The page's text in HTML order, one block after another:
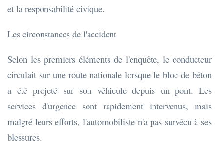
et la responsabilité civique.
Les circonstances de l'accident
Selon les premiers éléments de l'enquête, le conducteur
circulait sur une route nationale lorsque le bloc de béton
a été projeté sur son véhicule depuis un pont. Les
services d'urgence sont rapidement intervenus, mais
malgré leurs efforts, l'automobiliste n'a pas survécu à ses
blessures.